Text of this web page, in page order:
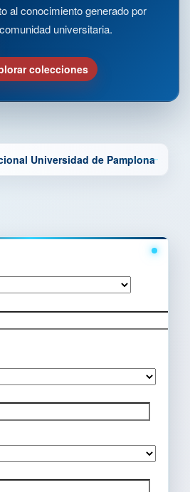
al conocimiento generado por
universitaria.
colecciones
Universidad de Pamplona